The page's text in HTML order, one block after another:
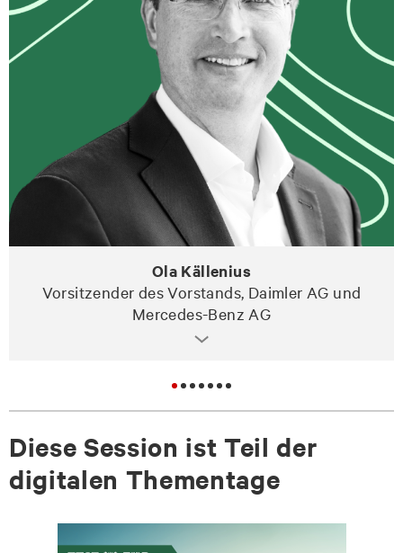
Ola Källenius
Vorsitzender des Vorstands, Daimler AG und
Mercedes-Benz AG
Diese Session ist Teil der
digitalen Thementage